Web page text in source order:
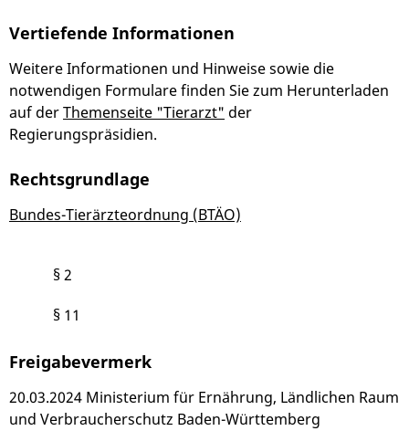
Vertiefende Informationen
Weitere Informationen und Hinweise sowie die
notwendigen Formulare finden Sie zum Herunterladen
auf derThemenseite "Tierarzt" der
Regierungspräsidien.
Rechtsgrundlage
Bundes-Tierärzteordnung (BTÄO)
§ 2
§ 11
Freigabevermerk
20.03.2024 Ministerium für Ernährung, Ländlichen Raum
und Verbraucherschutz Baden-Württemberg